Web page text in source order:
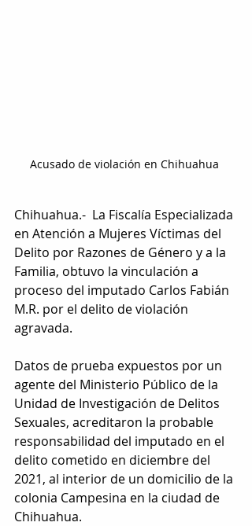
Acusado de violación en Chihuahua
Chihuahua.-  La Fiscalía Especializada
en Atención a Mujeres Víctimas del
Delito por Razones de Género y a la
Familia, obtuvo la vinculación a
proceso del imputado Carlos Fabián
M.R. por el delito de violación
agravada.
Datos de prueba expuestos por un
agente del Ministerio Público de la
Unidad de Investigación de Delitos
Sexuales, acreditaron la probable
responsabilidad del imputado en el
delito cometido en diciembre del
2021, al interior de un domicilio de la
colonia Campesina en la ciudad de
Chihuahua.